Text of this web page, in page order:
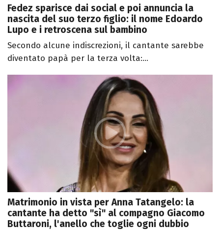
Fedez sparisce dai social e poi annuncia la
nascita del suo terzo figlio: il nome Edoardo
Lupo e i retroscena sul bambino
Secondo alcune indiscrezioni, il cantante sarebbe
diventato papà per la terza volta:...
Matrimonio in vista per Anna Tatangelo: la
cantante ha detto "sì" al compagno Giacomo
Buttaroni, l'anello che toglie ogni dubbio